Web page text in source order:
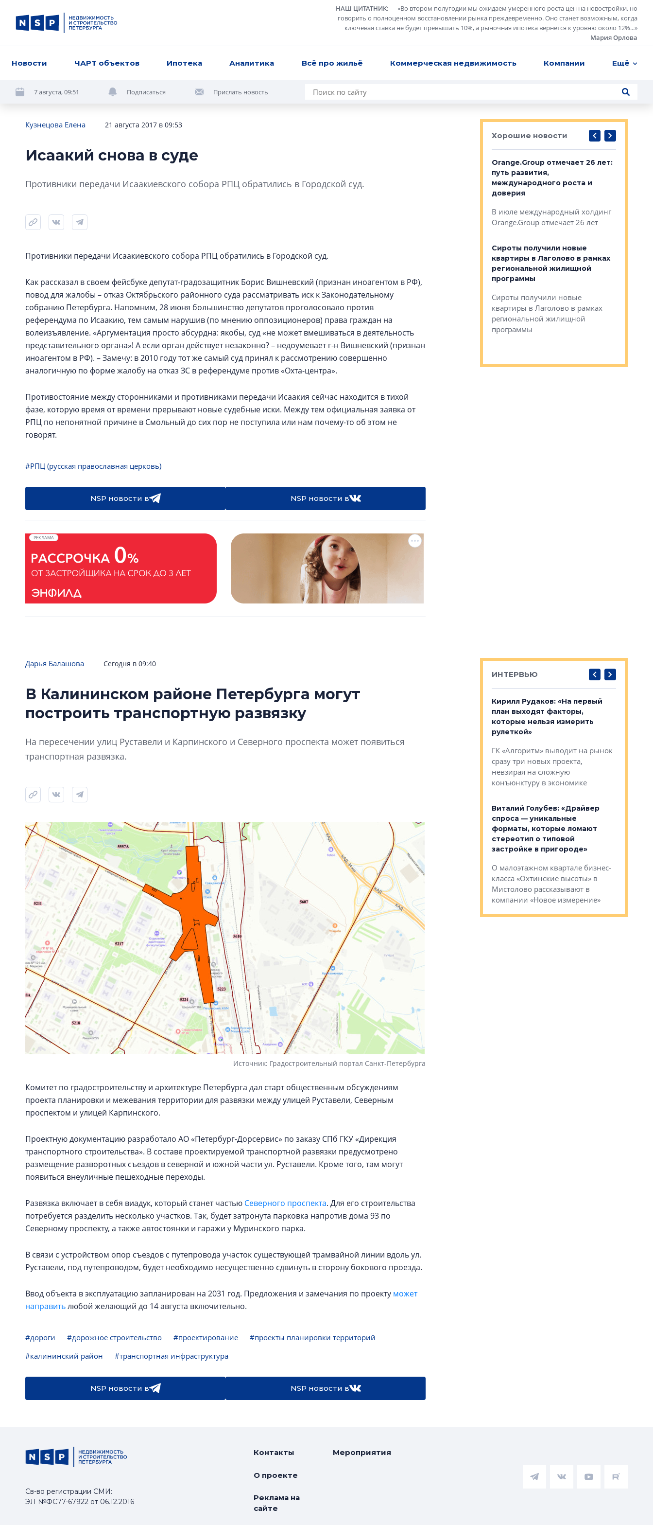
НАШ ЦИТАТНИК: «Во втором полугодии мы ожидаем умеренного роста цен на новостройки, но
говорить о полноценном восстановлении рынка преждевременно. Оно станет возможным, когда
ключевая ставка не будет превышать 10%, а рыночная ипотека вернется к уровню около 12%...»
Мария Орлова
Новости ЧАРТ объектов Ипотека Аналитика Всё про жильё Коммерческая недвижимость Компании Ещё
7 августа, 09:51 Подписаться Прислать новость
Кузнецова Елена 21 августа 2017 в 09:53
Исаакий снова в суде
Противники передачи Исаакиевского собора РПЦ обратились в Городской суд.
Противники передачи Исаакиевского собора РПЦ обратились в Городской суд.
Как рассказал в своем фейсбуке депутат-градозащитник Борис Вишневский (признан иноагентом в РФ),
повод для жалобы – отказ Октябрьского районного суда рассматривать иск к Законодательному
собранию Петербурга. Напомним, 28 июня большинство депутатов проголосовало против
референдума по Исаакию, тем самым нарушив (по мнению оппозиционеров) права граждан на
волеизъявление. «Аргументация просто абсурдна: якобы, суд «не может вмешиваться в деятельность
представительного органа»! А если орган действует незаконно? – недоумевает г-н Вишневский (признан
иноагентом в РФ). – Замечу: в 2010 году тот же самый суд принял к рассмотрению совершенно
аналогичную по форме жалобу на отказ ЗС в референдуме против «Охта-центра».
Противостояние между сторонниками и противниками передачи Исаакия сейчас находится в тихой
фазе, которую время от времени прерывают новые судебные иски. Между тем официальная заявка от
РПЦ по непонятной причине в Смольный до сих пор не поступила или нам почему-то об этом не
говорят.
#РПЦ (русская православная церковь)
NSP новости в NSP новости в
РЕКЛАМА
Хорошие новости
образования
В Красногвардейском районе
Петербурга появился еще один
центр совмещенного образования
Orange.Group отмечает 26 лет:
путь развития,
международного роста и
доверия
В июле международный холдинг
Orange.Group отмечает 26 лет
Сироты получили новые
квартиры в Лаголово в рамках
региональной жилищной
программы
Сироты получили новые
квартиры в Лаголово в рамках
региональной жилищной
программы
Дарья Балашова Сегодня в 09:40
В Калининском районе Петербурга могут
построить транспортную развязку
На пересечении улиц Руставели и Карпинского и Северного проспекта может появиться
транспортная развязка.
Источник: Градостроительный портал Санкт-Петербурга
Комитет по градостроительству и архитектуре Петербурга дал старт общественным обсуждениям
проекта планировки и межевания территории для развязки между улицей Руставели, Северным
проспектом и улицей Карпинского.
Проектную документацию разработало АО «Петербург-Дорсервис» по заказу СПб ГКУ «Дирекция
транспортного строительства». В составе проектируемой транспортной развязки предусмотрено
размещение разворотных съездов в северной и южной части ул. Руставели. Кроме того, там могут
появиться внеуличные пешеходные переходы.
Развязка включает в себя виадук, который станет частью Северного проспекта. Для его строительства
потребуется разделить несколько участков. Так, будет затронута парковка напротив дома 93 по
Северному проспекту, а также автостоянки и гаражи у Муринского парка.
В связи с устройством опор съездов с путепровода участок существующей трамвайной линии вдоль ул.
Руставели, под путепроводом, будет необходимо несущественно сдвинуть в сторону бокового проезда.
Ввод объекта в эксплуатацию запланирован на 2031 год. Предложения и замечания по проекту может
направитьлюбой желающий до 14 августа включительно.
#дороги #дорожное строительство #проектирование
#проекты планировки территорий
#калининский район
#транспортная инфраструктура
NSP новости в NSP новости в
ИНТЕРВЬЮ
Что важнее для современного
– другая компания»
О потенциале «серого пояса»,
технологиях и корпоративной
культуре рассказывает
гендиректор STAVNI Александр
Свинолобов
Кирилл Рудаков: «На первый
план выходят факторы,
которые нельзя измерить
рулеткой»
ГК «Алгоритм» выводит на рынок
сразу три новых проекта,
невзирая на сложную
конъюнктуру в экономике
Виталий Голубев: «Драйвер
спроса — уникальные
форматы, которые ломают
стереотип о типовой
застройке в пригороде»
О малоэтажном квартале бизнес-
класса «Охтинские высоты» в
Мистолово рассказывают в
компании «Новое измерение»
Св-во регистрации СМИ:
ЭЛ №ФС77-67922 от 06.12.2016
Контакты
О проекте
Реклама на
сайте
Мероприятия